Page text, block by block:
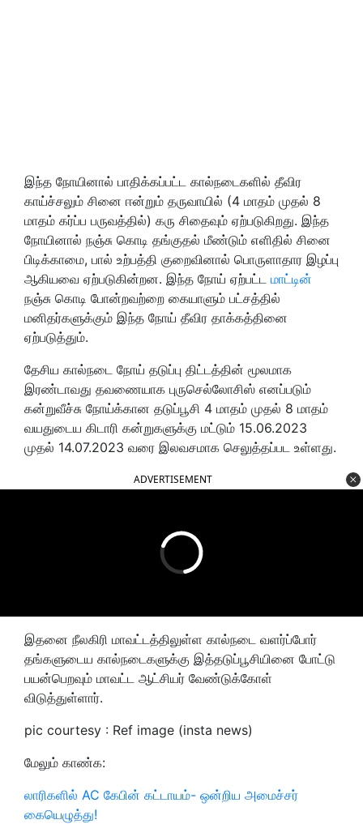
இந்த நோயினால் பாதிக்கப்பட்ட கால்நடைகளில் தீவிர
காய்ச்சலும் சினை ஈன்றும் தருவாயில் (4 மாதம் முதல் 8
மாதம் கர்ப்ப பருவத்தில்) கரு சிதைவும் ஏற்படுகிறது. இந்த
நோயினால் நஞ்சு கொடி தங்குதல் மீண்டும் எளிதில் சினை
பிடிக்காமை, பால் உற்பத்தி குறைவினால் பொருளாதார இழப்பு
ஆகியவை ஏற்படுகின்றன. இந்த நோய் ஏற்பட்ட மாட்டின்
நஞ்சு கொடி போன்றவற்றை கையாளும் பட்சத்தில்
மனிதர்களுக்கும் இந்த நோய் தீவிர தாக்கத்தினை
ஏற்படுத்தும்.
தேசிய கால்நடை நோய் தடுப்பு திட்டத்தின் மூலமாக
இரண்டாவது தவணையாக புருசெல்லோசிஸ் எனப்படும்
கன்றுவீச்சு நோய்க்கான தடுப்பூசி 4 மாதம் முதல் 8 மாதம்
வயதுடைய கிடாரி கன்றுகளுக்கு மட்டும் 15.06.2023
முதல் 14.07.2023 வரை இலவசமாக செலுத்தப்பட உள்ளது.
ADVERTISEMENT
இதனை நீலகிரி மாவட்டத்திலுள்ள கால்நடை வளர்ப்போர்
தங்களுடைய கால்நடைகளுக்கு இத்தடுப்பூசியினை போட்டு
பயன்பெறவும் மாவட்ட ஆட்சியர் வேண்டுக்கோள்
விடுத்துள்ளார்.
pic courtesy : Ref image (insta news)
மேலும் காண்க:
லாரிகளில் AC கேபின் கட்டாயம்- ஒன்றிய அமைச்சர்
கையெழுத்து!